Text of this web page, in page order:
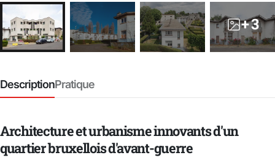
+ 3
DescriptionPratique
Architecture et urbanisme innovants d'un
quartier bruxellois d'avant-guerre